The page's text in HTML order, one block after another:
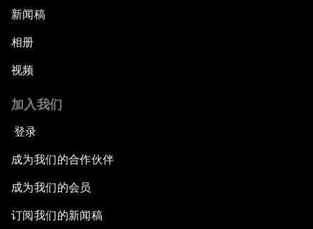
新闻稿
相册
视频
加入我们
登录
成为我们的合作伙伴
成为我们的会员
订阅我们的新闻稿